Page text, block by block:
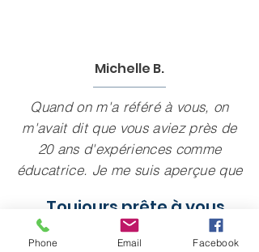
Michelle B.
Quand on m'a référé à vous, on
m'avait dit que vous aviez près de
20 ans d'expériences comme
éducatrice. Je me suis aperçue que
Toujours prête à vous
recevoir à mon bureau.
Phone Email Facebook